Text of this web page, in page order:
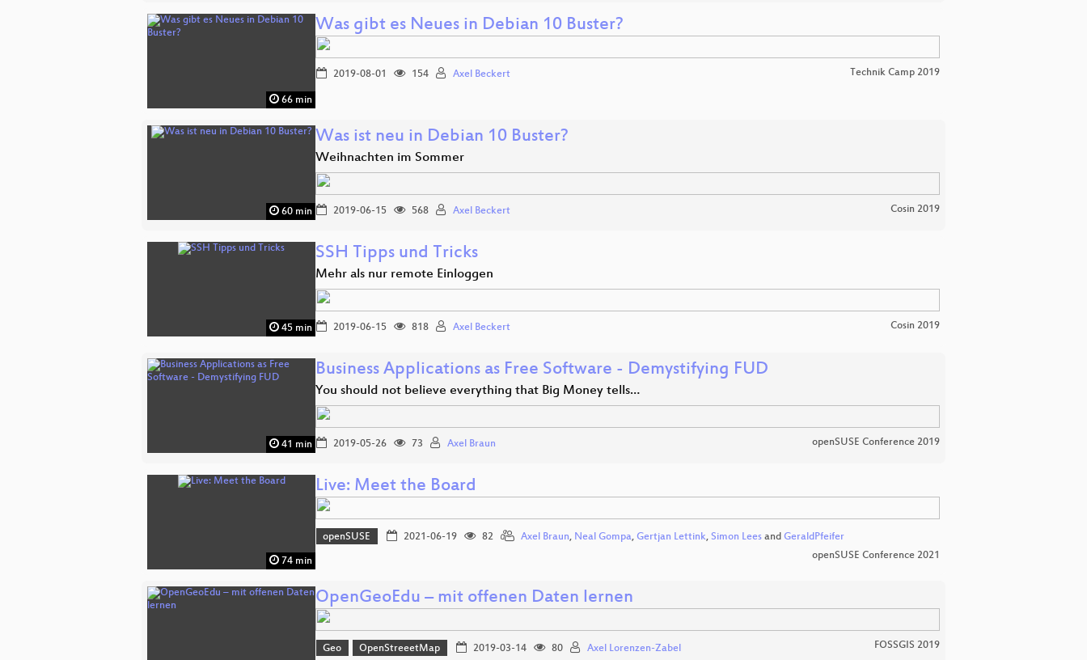
66 min
Was gibt es Neues in Debian 10 Buster?
2019-08-01 154 Axel Beckert Technik Camp 2019
60 min
Was ist neu in Debian 10 Buster?
Weihnachten im Sommer
2019-06-15 568 Axel Beckert Cosin 2019
45 min
SSH Tipps und Tricks
Mehr als nur remote Einloggen
2019-06-15 818 Axel Beckert Cosin 2019
41 min
Business Applications as Free Software - Demystifying FUD
You should not believe everything that Big Money tells…
2019-05-26 73 Axel Braun openSUSE Conference 2019
74 min
Live: Meet the Board
openSUSE 2021-06-19 82 Axel Braun, Neal Gompa, Gertjan Lettink, Simon Leesand GeraldPfeifer
openSUSE Conference 2021
OpenGeoEdu – mit offenen Daten lernen
Geo OpenStreeetMap 2019-03-14 80 Axel Lorenzen-Zabel FOSSGIS 2019